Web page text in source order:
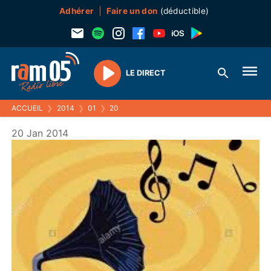
Adhérer Faire un don (déductible)
Play
LE DIRECT
ACCUEIL ❯ 2014 ❯ 01 ❯ 20
20 Jan 2014